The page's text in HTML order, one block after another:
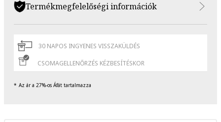
Termékmegfelelőségi információk
30 NAPOS INGYENES VISSZAKÜLDÉS
CSOMAGELLENŐRZÉS KÉZBESÍTÉSKOR
Az ár a 27%-os Áfát tartalmazza